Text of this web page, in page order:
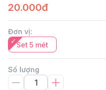
20.000đ
Đơn vị:
Set 5 mét
Số lượng